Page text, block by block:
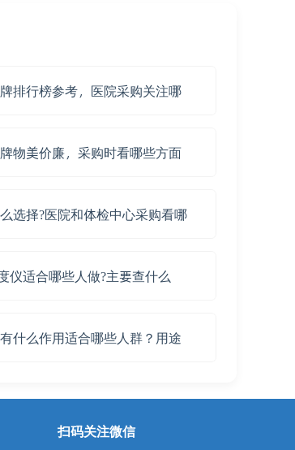
排行榜参考，医院采购关注哪
物美价廉，采购时看哪些方面
选择?医院和体检中心采购看哪
仪适合哪些人做?主要查什么
什么作用适合哪些人群？用途
扫码关注微信